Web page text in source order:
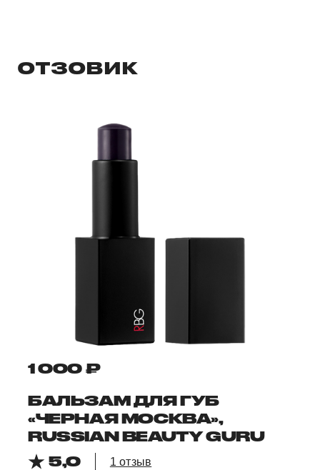
ОТЗОВИК
1 000 ₽
БАЛЬЗАМ ДЛЯ ГУБ
«ЧЕРНАЯ МОСКВА»,
RUSSIAN BEAUTY GURU
5,0
1 отзыв